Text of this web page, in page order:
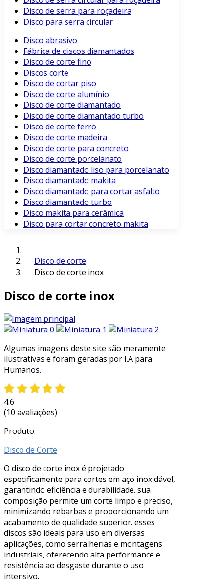
Disco de serra para roçadeira
Disco para serra circular
Disco abrasivo
Fábrica de discos diamantados
Disco de corte fino
Discos corte
Disco de cortar piso
Disco de corte alumínio
Disco de corte diamantado
Disco de corte diamantado turbo
Disco de corte ferro
Disco de corte madeira
Disco de corte para concreto
Disco de corte porcelanato
Disco diamantado liso para porcelanato
Disco diamantado makita
Disco diamantado para cortar asfalto
Disco diamantado turbo
Disco makita para cerâmica
Disco para cortar concreto makita
Disco de corte
Disco de corte inox
Disco de corte inox
Algumas imagens deste site são meramente
ilustrativas e foram geradas por I.A para
Humanos.
4.6
(10 avaliações)
Produto:
Disco de Corte
O disco de corte inox é projetado
especificamente para cortes em aço inoxidável,
garantindo eficiência e durabilidade. sua
composição permite um corte limpo e preciso,
minimizando rebarbas e proporcionando um
acabamento de qualidade superior. esses
discos são ideais para uso em diversas
aplicações, como serralherias e montagens
industriais, oferecendo alta performance e
resistência ao desgaste durante o uso
intensivo.